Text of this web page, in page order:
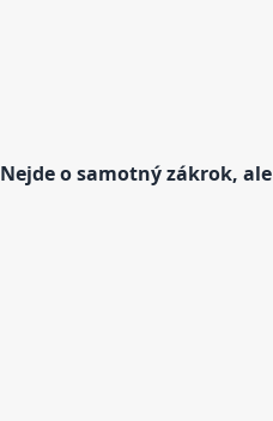
Nejde o samotný zákrok, ale